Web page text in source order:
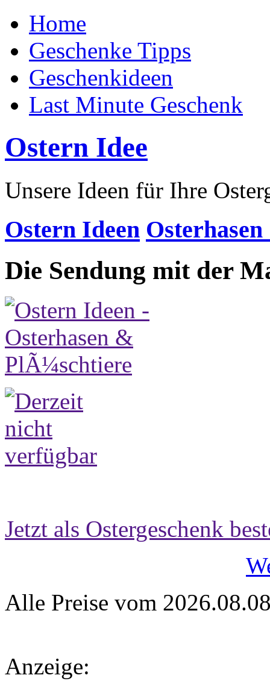
Home
Geschenke Tipps
Geschenkideen
Last Minute Geschenk
Ostern Idee
Unsere Ideen für Ihre
Ostern Ideen
Die Sendung mit der
Jetzt als Ostergeschenk
Alle Preise vom
Anzeige: